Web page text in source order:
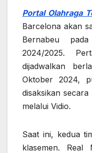
Portal Olahraga
Barcelona akan
Bernabeu
2024/2025.
dijadwalkan
Oktober 2024,
disaksikan
melalui Vidio.
Saat ini, kedua
klasemen. Real